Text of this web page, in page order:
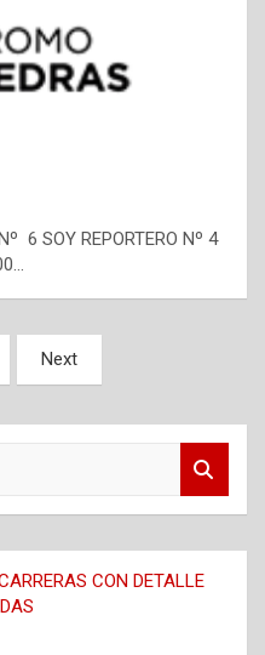
6 SOY REPORTERO Nº 4
Next
CON DETALLE